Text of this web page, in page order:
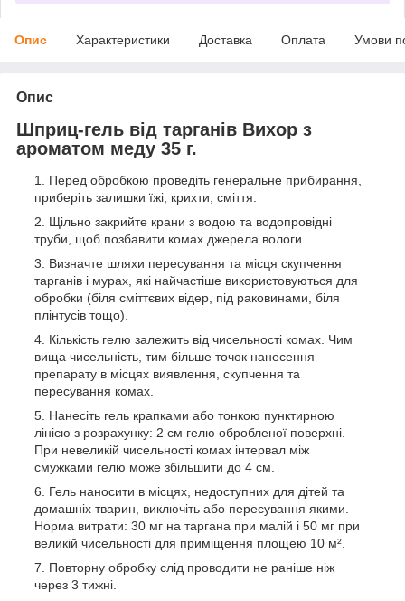
Опис Характеристики Доставка Оплата Умови
Опис
Шприц-гель від тарганів Вихор з
ароматом меду 35 г.
Перед обробкою проведіть генеральне прибирання,
приберіть залишки їжі, крихти, сміття.
Щільно закрийте крани з водою та водопровідні
труби, щоб позбавити комах джерела вологи.
Визначте шляхи пересування та місця скупчення
тарганів і мурах, які найчастіше використовуються для
обробки (біля сміттєвих відер, під раковинами, біля
плінтусів тощо).
Кількість гелю залежить від чисельності комах. Чим
вища чисельність, тим більше точок нанесення
препарату в місцях виявлення, скупчення та
пересування комах.
Нанесіть гель крапками або тонкою пунктирною
лінією з розрахунку: 2 см гелю обробленої поверхні.
При невеликій чисельності комах інтервал між
смужками гелю може збільшити до 4 см.
Гель наносити в місцях, недоступних для дітей та
домашніх тварин, виключіть або пересування якими.
Норма витрати: 30 мг на таргана при малій і 50 мг при
великій чисельності для приміщення площею 10 м².
Повторну обробку слід проводити не раніше ніж
через 3 тижні.